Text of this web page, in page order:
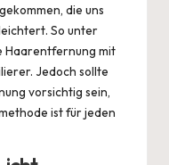
die uns
So unter
Haarentfernung mit
Jedoch sollte
vorsichtig sein,
ist für jeden